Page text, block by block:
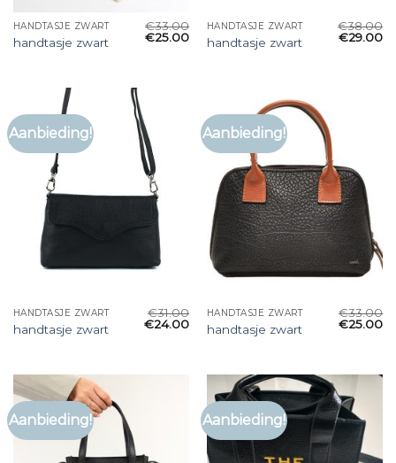
HANDTASJE ZWART
handtasje zwart
€33.00
€25.00
HANDTASJE ZWART
handtasje zwart
€38.00
€29.00
Aanbieding!
HANDTASJE ZWART
handtasje zwart
€31.00
€24.00
Aanbieding!
HANDTASJE ZWART
handtasje zwart
€33.00
€25.00
Aanbieding! Aanbieding!